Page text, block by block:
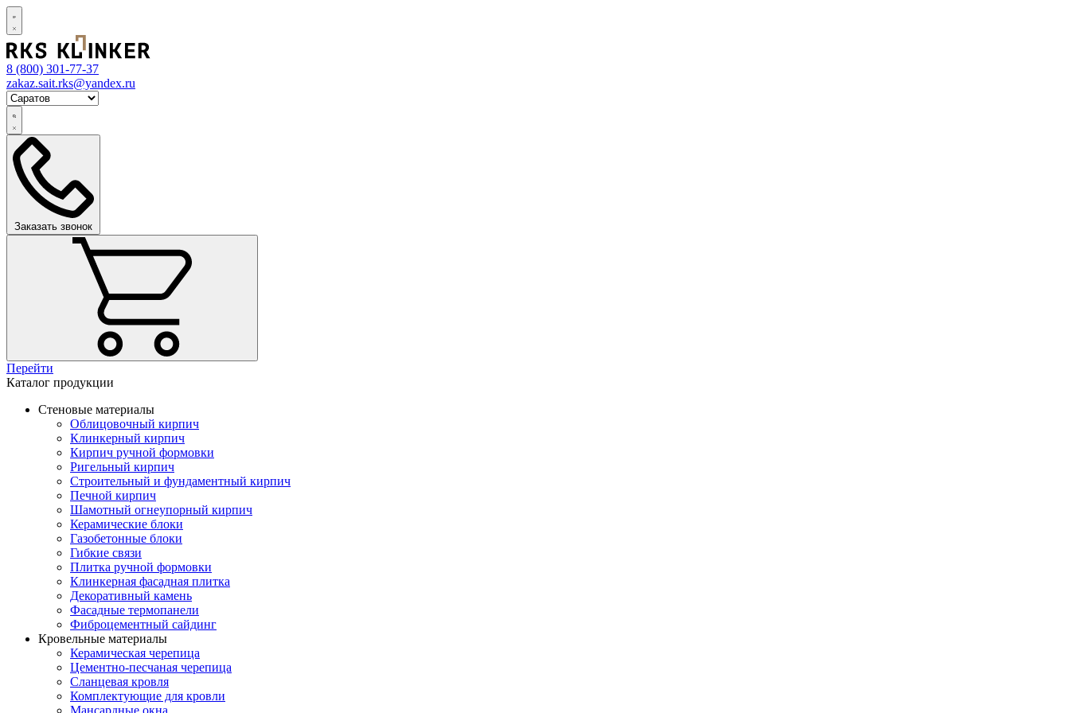
8 (800) 301-77-37
zakaz.sait.rks@yandex.ru
Заказать звонок
Перейти
Каталог продукции
Стеновые материалы
Облицовочный кирпич
Клинкерный кирпич
Кирпич ручной формовки
Ригельный кирпич
Строительный и фундаментный кирпич
Печной кирпич
Шамотный огнеупорный кирпич
Керамические блоки
Газобетонные блоки
Гибкие связи
Плитка ручной формовки
Клинкерная фасадная плитка
Декоративный камень
Фасадные термопанели
Фиброцементный сайдинг
Кровельные материалы
Керамическая черепица
Цементно-песчаная черепица
Сланцевая кровля
Комплектующие для кровли
Мансардные окна